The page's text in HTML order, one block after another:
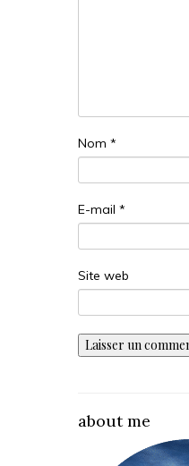
Nom *
E-mail *
Site web
about me